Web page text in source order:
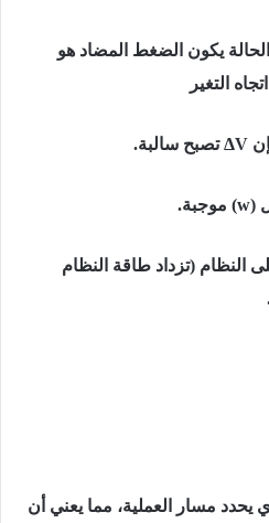
یكون الضغط المضاد ھو
التغیر
ΔV تصبح سالبة.
(
w) موجبة.
النظام (تزداد طاقة النظام
یحدد مسار العملیة، مما یعني أن